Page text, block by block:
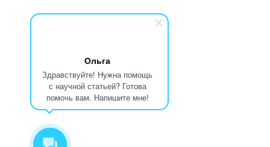
Ольга
Здравствуйте! Нужна помощь
с научной статьей? Готова
помочь вам. Напишите мне!